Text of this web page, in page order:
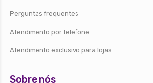
Perguntas frequentes
Atendimento por telefone
Atendimento exclusivo para lojas
Sobre nós